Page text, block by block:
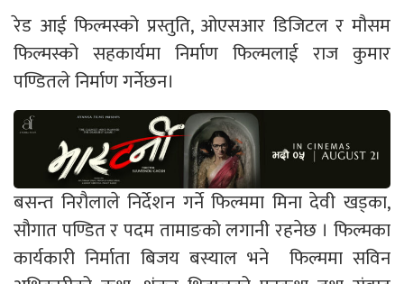
रेड आई फिल्मस्को प्रस्तुति, ओएसआर डिजिटल र मौसम
फिल्मस्को सहकार्यमा निर्माण फिल्मलाई राज कुमार
पण्डितले निर्माण गर्नेछन।
बसन्त निरौलाले निर्देशन गर्ने फिल्ममा मिना देवी खड्का,
सौगात पण्डित र पदम तामाङको लगानी रहनेछ । फिल्मका
कार्यकारी निर्माता बिजय बस्याल भने फिल्ममा सविन